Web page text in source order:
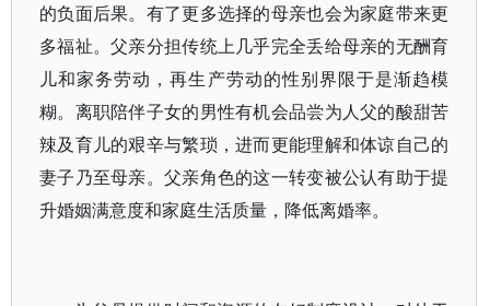
的负面后果。有了更多选择的母亲也会为家庭带来更
多福祉。父亲分担传统上几乎完全丢给母亲的无酬育
儿和家务劳动，再生产劳动的性别界限于是渐趋模
糊。离职陪伴子女的男性有机会品尝为人父的酸甜苦
辣及育儿的艰辛与繁琐，进而更能理解和体谅自己的
妻子乃至母亲。父亲角色的这一转变被公认有助于提
升婚姻满意度和家庭生活质量，降低离婚率。